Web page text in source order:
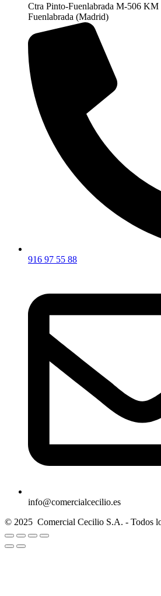
Ctra Pinto-Fuenlabrada M-506 KM
Fuenlabrada (Madrid)
916 97 55 88
info@comercialcecilio.es
© 2025 Comercial Cecilio S.A. - Todos